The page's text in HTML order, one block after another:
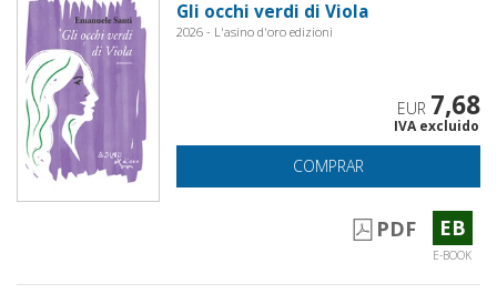
Gli occhi verdi di Viola
2026 - L'asino d'oro edizioni
EUR 7,68
IVA excluido
COMPRAR
PDF EB
E-BOOK